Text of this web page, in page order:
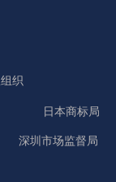
织
日本商标局
深圳市场监督局